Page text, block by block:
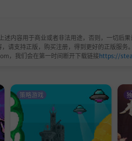
体验动漫的故事情节。
选项中进行选择，并创建自己的士
内容用于商业或者非法用途，否则，一切后
请支持正版，购买注册，得到更好的正版服务
，我们会在第一时间断开下载链接https://
策略游戏